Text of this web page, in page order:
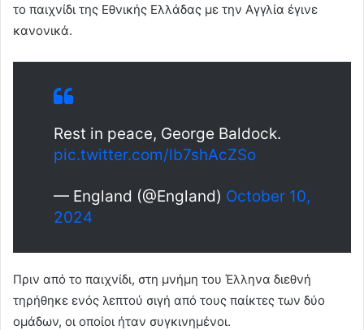
το παιχνίδι της Εθνικής Ελλάδας με την Αγγλία έγινε
κανονικά.
Rest in peace, George Baldock.
pic.twitter.com/lb7shAcZSo
— England (@England) October 10,
2024
Πριν από το παιχνίδι, στη μνήμη του Έλληνα διεθνή
τηρήθηκε ενός λεπτού σιγή από τους παίκτες των δύο
ομάδων, οι οποίοι ήταν συγκινημένοι.